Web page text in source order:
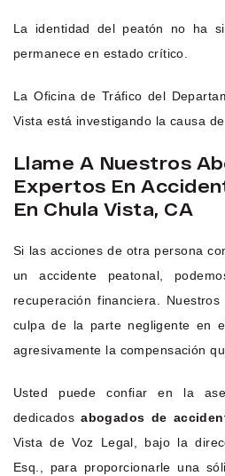
La identidad del peatón no ha
permanece en estado crítico.
La Oficina de Tráfico del
Vista está investigando la causa
Llame A Nuestros
Expertos En
En Chula Vista, CA
Si las acciones de otra persona
un accidente peatonal,
recuperación financiera.
culpa de la parte negligente en
agresivamente la compensación
Usted puede confiar en la
dedicadosabogados de
Vista de Voz Legal, bajo la
Esq., para proporcionarle una